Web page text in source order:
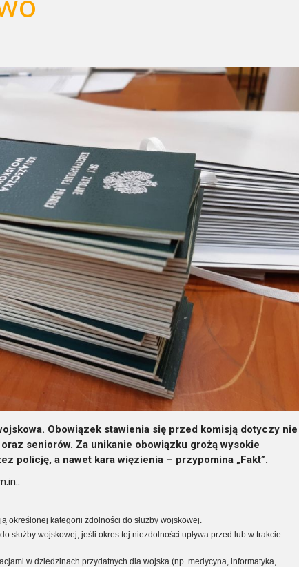
Obowiązek stawienia się przed komisją dotyczy nie
seniorów. Za unikanie obowiązku grożą wysokie
policję, a nawet kara więzienia – przypomina „Fakt”.
określonej kategorii zdolności do służby wojskowej.
służby wojskowej, jeśli okres tej niezdolności upływa przed lub w trakcie
w dziedzinach przydatnych dla wojska (np. medycyna, informatyka,